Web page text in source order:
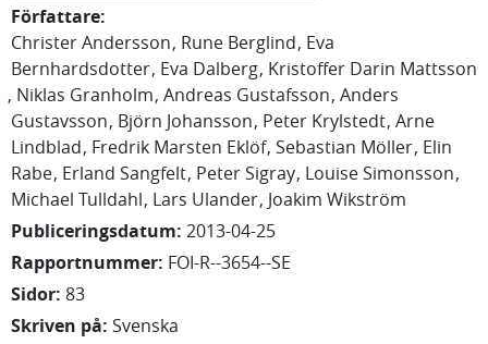
Författare:
ChristerAndersson Rune Berglind Eva
Bernhardsdotter Eva Dalberg Kristoffer Darin Mattsson
Niklas Granholm Andreas Gustafsson Anders
Gustavsson Björn Johansson Peter Krylstedt Arne
Lindblad Fredrik Marsten Eklöf Sebastian Möller Elin
Rabe Erland Sangfelt PeterSigray LouiseSimonsson
Michael Tulldahl Lars Ulander Joakim Wikström
Publiceringsdatum: 2013-04-25
Rapportnummer: FOI-R--3654--SE
Sidor: 83
Skriven på: Svenska